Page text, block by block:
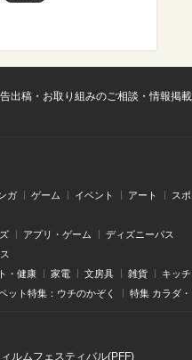
出稿・お取り組みのご相談・情報掲
ガ ゲーム イベント アート ス
アプリ・ゲーム ディズニーパス
・健康 家電 文房具 雑貨 キッ
ット特集：ウチのかぞく 特集 カラダ
ルムフェスティバル(PFF)